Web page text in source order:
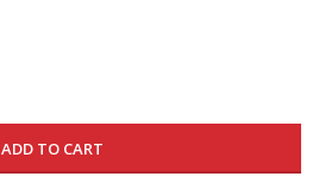
ADD TO CART